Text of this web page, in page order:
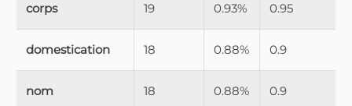
corps 19 0.93% 0.95
domestication 18 0.88% 0.9
nom 18 0.88% 0.9